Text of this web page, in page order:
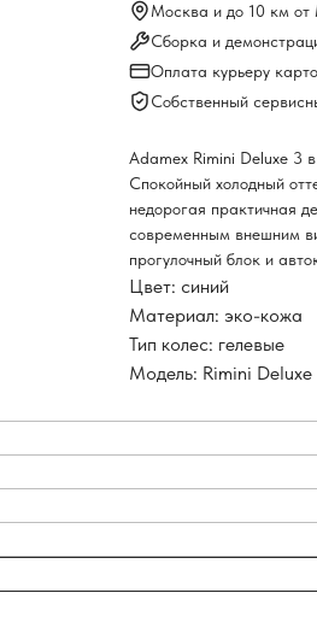
Москва и до 10 км
Сборка и
Оплата курьеру
Собственный
Adamex Rimini Deluxe 3
Спокойный холодный
недорогая практичная
современным внешним
прогулочный блок и
Цвет: синий
Материал: эко-кожа
Тип колес: гелевые
Модель: Rimini Deluxe